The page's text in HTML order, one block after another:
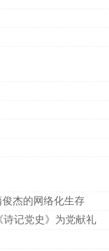
杰的网络化生存
记党史》为党献礼